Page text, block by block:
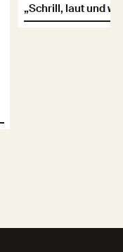
„Schrill, laut und